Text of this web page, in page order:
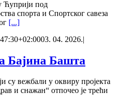
Ћуприји под
спорта и Спортског савеза
[...]
03. 04. 2026.|
Бајина Башта
су вежбали у оквиру пројекта
и снажан“ отпочео је трећи